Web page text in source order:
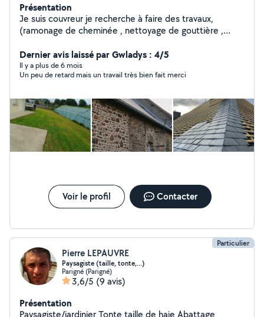
Présentation
Je suis couvreur je recherche à faire des travaux,
(ramonage de cheminée , nettoyage de gouttière ,
joints de pierre et sinon tout ce qui est espace vert je
sais faire aussi. Merci. Cordialement.
Dernier avis laissé par Gwladys : 4/5
Il y a plus de 6 mois
Un peu de retard mais un travail très bien fait merci
Voir le profil Contacter
Particulier
Pierre LEPAUVRE
Paysagiste (taille, tonte,...)
Parigné (Parigné)
3,6/5 (9 avis)
Présentation
Paysagiste/jardinier Tonte taille de haie Abattage